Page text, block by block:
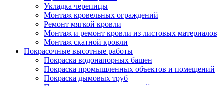
Укладка черепицы
Монтаж кровельных ограждений
Ремонт мягкой кровли
Монтаж и ремонт кровли из листовых материалов
Монтаж скатной кровли
Покрасочные высотные работы
Покраска водонапорных башен
Покраска промышленных объектов и помещений
Покраска дымовых труб